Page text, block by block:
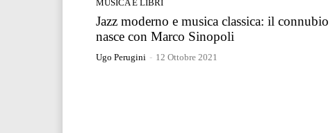
MUSICA E LIBRI
Jazz moderno e musica classica: il connubio
nasce con Marco Sinopoli
Ugo Perugini - 12 Ottobre 2021